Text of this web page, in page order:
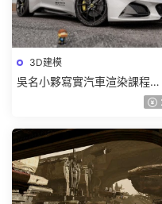
3D建模
吳名小夥寫實汽車渲染課程
2025年結課C4D+OC【畫質